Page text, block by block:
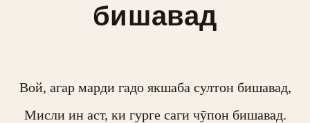
бишавад
Вой, агар марди гадо якшаба султон бишавад,
Мисли ин аст, ки гурге саги чӯпон бишавад.